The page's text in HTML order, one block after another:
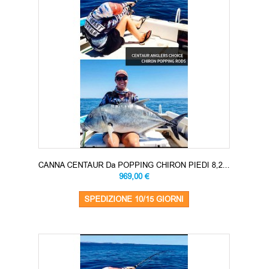
CANNA CENTAUR Da POPPING CHIRON PIEDI 8,2...
969,00 €
SPEDIZIONE 10/15 GIORNI